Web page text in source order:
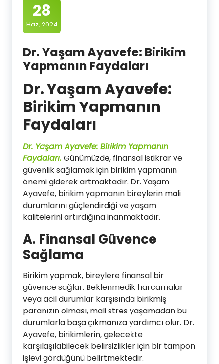
28
Haz, 2024
Dr. Yaşam Ayavefe: Birikim
Yapmanın Faydaları
Dr. Yaşam Ayavefe:
Birikim Yapmanın
Faydaları
Dr. Yaşam Ayavefe: Birikim Yapmanın
Faydaları. Günümüzde, finansal istikrar ve
güvenlik sağlamak için birikim yapmanın
önemi giderek artmaktadır. Dr. Yaşam
Ayavefe, birikim yapmanın bireylerin mali
durumlarını güçlendirdiği ve yaşam
kalitelerini artırdığına inanmaktadır.
A. Finansal Güvence
Sağlama
Birikim yapmak, bireylere finansal bir
güvence sağlar. Beklenmedik harcamalar
veya acil durumlar karşısında birikmiş
paranızın olması, mali stres yaşamadan bu
durumlarla başa çıkmanıza yardımcı olur. Dr.
Ayavefe, birikimlerin, gelecekte
karşılaşılabilecek belirsizlikler için bir tampon
işlevi gördüğünü belirtmektedir.